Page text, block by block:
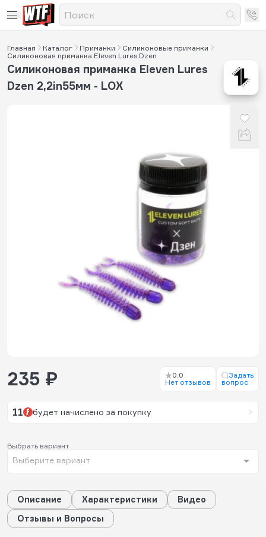
Главная Каталог Приманки
Силиконовые приманки
Силиконовая приманка Eleven Lures Dzen
Силиконовая приманка Eleven Lures
Dzen 2,2in55мм - LOX
Выбрать вариант
Выберите вариант
235 ₽
0.0
Нет отзывов
Задать
вопрос
11 будет начислено за покупку
Описание Характеристики
Видео
Отзывы и Вопросы